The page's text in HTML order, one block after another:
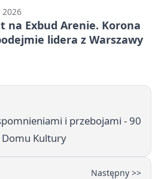
na Exbud Arenie. Korona
lidera z Warszawy
i przebojami - 90
Kultury
Następny >>